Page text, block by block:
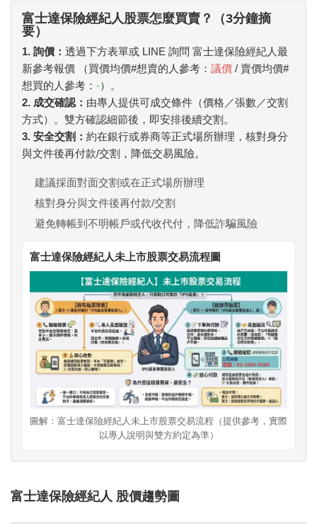
富士達保險經紀人股票怎麼買賣？（3分鐘摘
要）
1. 詢價： 透過下方表單或 LINE 詢問 富士達保險經紀人最
新參考報價 （買價均價#想賣的人參考： 議價 / 賣價均價#
想買的人參考： -）。
2. 成交確認： 由專人提供可成交條件（價格／張數／交割
方式）。雙方確認細節後，即安排後續交割。
3. 安全交割： 約在銀行或券商等正式場所辦理，核對身分
與文件後再付款/交割，降低交易風險。
建議採面對面交割或在正式場所辦理
核對身分與文件後再付款/交割
避免轉帳到不明帳戶或代收代付，降低詐騙風險
富士達保險經紀人未上市股票交易流程圖
圖解：富士達保險經紀人未上市股票交易流程（提供參考，實際
以專人說明與雙方約定為準）
富士達保險經紀人 股價趨勢圖